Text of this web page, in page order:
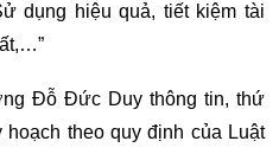
dụng hiệu quả, tiết kiệm tài
Đỗ Đức Duy thông tin, thứ
theo quy định của Luật